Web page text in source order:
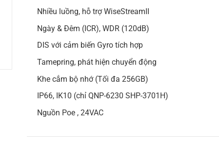
Nhiều luồng, hỗ trợ WiseStreamII
Ngày & Đêm (ICR), WDR (120dB)
DIS với cảm biến Gyro tích hợp
Tamepring, phát hiện chuyển động
Khe cắm bộ nhớ (Tối đa 256GB)
IP66, IK10 (chỉ QNP-6230 SHP-3701H)
Nguồn Poe , 24VAC